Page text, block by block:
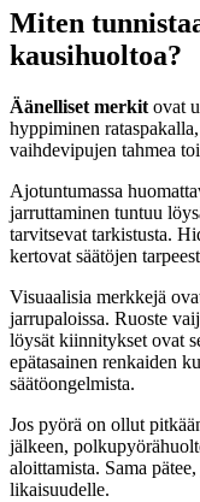
Miten
kausihuoltoa?
Äänelliset merkit ovat
hyppiminen
vaihdevipujen tahmea
Ajotuntumassa
jarruttaminen tuntuu
tarvitsevat tarkistusta.
kertovat säätöjen
Visuaalisia merkkejä
jarrupaloissa. Ruoste
löysät kiinnitykset ovat
epätasainen renkaiden
säätöongelmista.
Jos pyörä on ollut
jälkeen,
aloittamista. Sama
likaisuudelle.